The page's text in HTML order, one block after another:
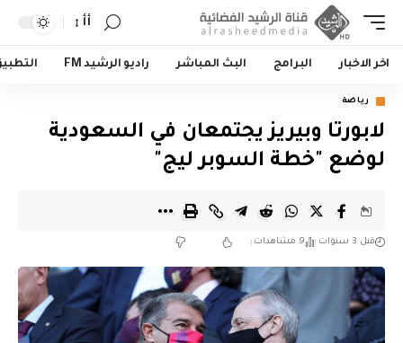
أأ
اخر الاخبار البرامج البث المباشر راديو الرشيد FM
رياضة
لابورتا وبيريز يجتمعان في السعودية
لوضع "خطة السوبر ليج"
قبل 3 سنوات 9 مشاهدات